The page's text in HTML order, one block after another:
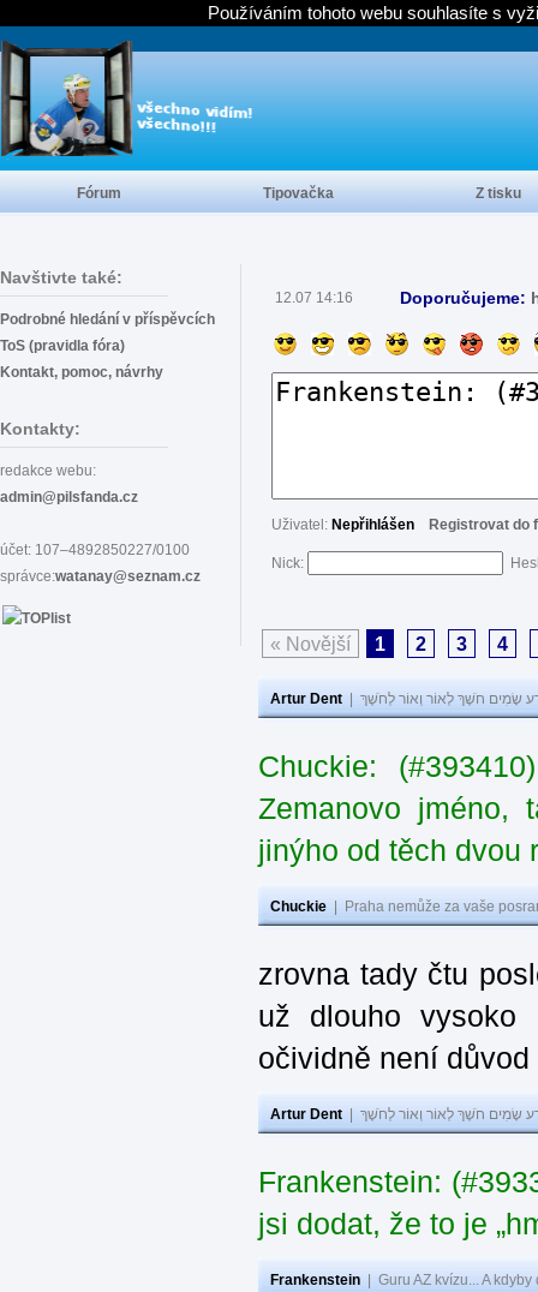
Navštivte také:
Podrobné hledání v příspěvcích
ToS (pravidla fóra)
Kontakt, pomoc, návrhy
Kontakty:
redakce webu:
admin@pilsfanda.cz
účet: 107–4892850227/0100
správce:watanay@seznam.cz
12.07 14:16 Doporučujeme:
Uživatel: Nepřihlášen Registrovat do
Nick:
« Novější 1 2 3 4
Artur Dent שָׂמִים חֹשֶׁךְ לְאוֹר וְאוֹר לְחֹשֶׁךְ
Chuckie:
Zemanovo jméno,
jinýho od těch dvou
Chuckie Praha nemůže za vaše
zrovna tady čtu
už dlouho
očividně není
Artur Dent שָׂמִים חֹשֶׁךְ לְאוֹר וְאוֹר לְחֹשֶׁךְ
Frankenstein:
jsi dodat, že to je
Frankenstein Guru AZ kvízu... A
Fórum Tipovačka Z tisku
Používáním tohoto webu souhlasíte s